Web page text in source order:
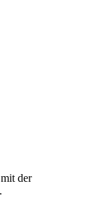
der